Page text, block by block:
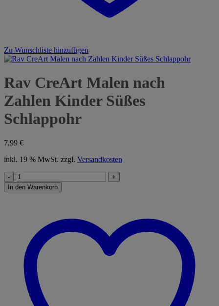
Zu Wunschliste hinzufügen
Rav CreArt Malen nach
Zahlen Kinder Süßes
Schlappohr
7,99 €
inkl. 19 % MwSt. zzgl. Versandkosten
Rav
CreArt
Malen
Schlappohr
Menge
In den Warenkorb